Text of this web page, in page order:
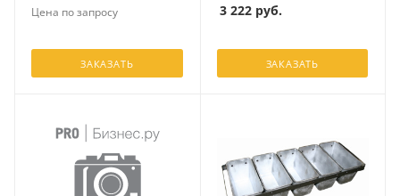
Цена по запросу
ЗАКАЗАТЬ
3 222руб.
ЗАКАЗАТЬ